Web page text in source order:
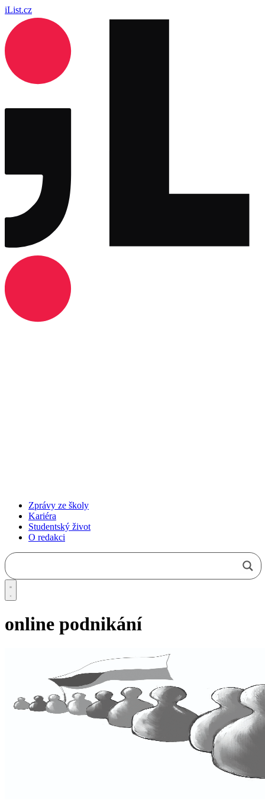
iList.cz
Zprávy ze školy
Kariéra
Studentský život
O redakci
online podnikání